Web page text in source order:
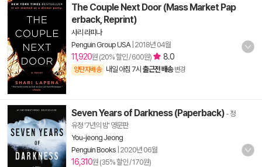
The Couple Next Door (Mass Market Pap
erback, Reprint)
샤리 라피나
Penguin Group USA| 2018년 04월
11,920원 (20% 할인 / 600원) 8.0
양탄자배송 내일 아침 7시 출근전 배송 변경
Seven Years of Darkness (Paperback) - 정
유정 '7년의 밤' 영문판
You-jeong Jeong
Penguin Books 2020년 06월
16,310원 (35% 할인 / 170원)